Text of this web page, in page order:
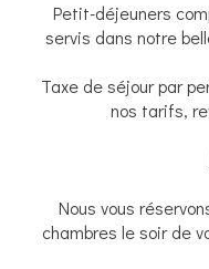
Petit-déjeuners
servis dans notre
Taxe de séjour par
nos tarifs,
​Nous vous
chambres le soir de